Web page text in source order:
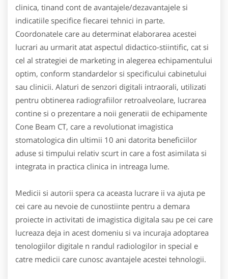
clinica, tinand cont de avantajele/dezavantajele si
indicatiile specifice fiecarei tehnici in parte.
Coordonatele care au determinat elaborarea acestei
lucrari au urmarit atat aspectul didactico-stiintific, cat si
cel al strategiei de marketing in alegerea echipamentului
optim, conform standardelor si specificului cabinetului
sau clinicii. Alaturi de senzori digitali intraorali, utilizati
pentru obtinerea radiografiilor retroalveolare, lucrarea
contine si o prezentare a noii generatii de echipamente
Cone Beam CT, care a revolutionat imagistica
stomatologica din ultimii 10 ani datorita beneficiilor
aduse si timpului relativ scurt in care a fost asimilata si
integrata in practica clinica in intreaga lume.
Medicii si autorii spera ca aceasta lucrare ii va ajuta pe
cei care au nevoie de cunostiinte pentru a demara
proiecte in activitati de imagistica digitala sau pe cei care
lucreaza deja in acest domeniu si va incuraja adoptarea
tenologiilor digitale n randul radiologilor in special e
catre medicii care cunosc avantajele acestei tehnologii.